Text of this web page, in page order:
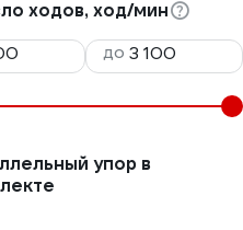
ходов, ход/мин
до
упор в